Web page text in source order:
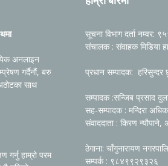
अनलाइन
गर्दैनौं, बरु
साथ
गर्नु हाम्रो परम
सूचना विभाग दर्ता नम्वर:
संचालक : संवाहक मिडिया
प्रधान सम्पादक: हरिसुन्दर
सम्पादक :सन्जिब प्रसाद
सह-सम्पादक : मन्दिरा
संवाददाता : किरण
ठेगाना: चाँगुनारायण
सम्पर्क : ९८४९९२९३२६